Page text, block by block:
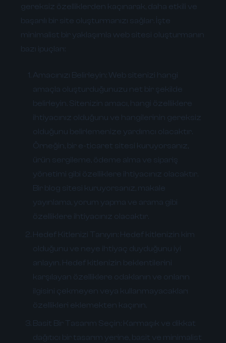
gereksiz özelliklerden kaçınarak, daha etkili ve
başarılı bir site oluşturmanızı sağlar. İşte
minimalist bir yaklaşımla web sitesi oluşturmanın
bazı ipuçları:
Amacınızı Belirleyin: Web sitenizi hangi
amaçla oluşturduğunuzu net bir şekilde
belirleyin. Sitenizin amacı, hangi özelliklere
ihtiyacınız olduğunu ve hangilerinin gereksiz
olduğunu belirlemenize yardımcı olacaktır.
Örneğin, bir e-ticaret sitesi kuruyorsanız,
ürün sergileme, ödeme alma ve sipariş
yönetimi gibi özelliklere ihtiyacınız olacaktır.
Bir blog sitesi kuruyorsanız, makale
yayınlama, yorum yapma ve arama gibi
özelliklere ihtiyacınız olacaktır.
Hedef Kitlenizi Tanıyın: Hedef kitlenizin kim
olduğunu ve neye ihtiyaç duyduğunu iyi
anlayın. Hedef kitlenizin beklentilerini
karşılayan özelliklere odaklanın ve onların
ilgisini çekmeyen veya kullanmayacakları
özellikleri eklemekten kaçının.
Basit Bir Tasarım Seçin: Karmaşık ve dikkat
dağıtıcı bir tasarım yerine, basit ve minimalist